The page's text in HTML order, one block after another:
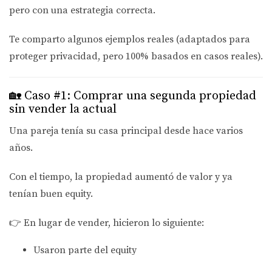
pero con una estrategia correcta.
Te comparto algunos ejemplos reales (adaptados para
proteger privacidad, pero 100% basados en casos reales).
🏡 Caso #1: Comprar una segunda propiedad
sin vender la actual
Una pareja tenía su casa principal desde hace varios
años.
Con el tiempo, la propiedad aumentó de valor y ya
tenían buen equity.
👉 En lugar de vender, hicieron lo siguiente:
Usaron parte del equity